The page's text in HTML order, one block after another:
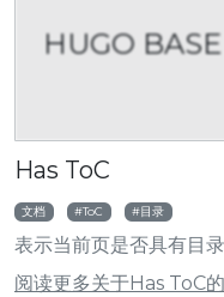
HUGO
Has ToC
文档 ToC 目录
表示当前页是否具有目录
阅读更多关于Has ToC的